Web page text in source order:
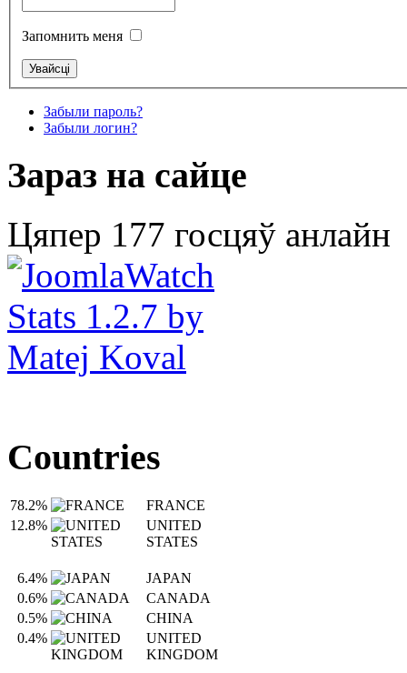
Запомнить меня
Забыли пароль?
Забыли логин?
Зараз на сайце
Цяпер 177 госцяў анлайн
Countries
78.2%
FRANCE
12.8%
UNITED
STATES
6.4%
JAPAN
0.6%
CANADA
0.5%
CHINA
0.4%
UNITED
KINGDOM